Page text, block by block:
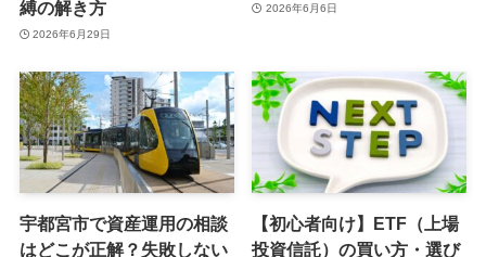
縛の解き方
2026年6月29日
2026年6月6日
宇都宮市で資産運用の相談
はどこが正解？失敗しない
【初心者向け】ETF（上場
投資信託）の買い方・選び